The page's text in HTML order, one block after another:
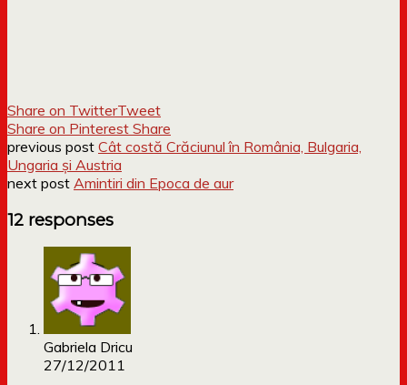
Share on TwitterTweet
Share on Pinterest Share
previous post Cât costă Crăciunul în România, Bulgaria,
Ungaria și Austria
next post Amintiri din Epoca de aur
12 responses
Gabriela Dricu
27/12/2011